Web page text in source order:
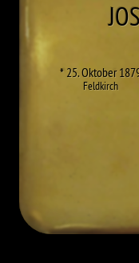
* 25. Oktober
Feldkirch